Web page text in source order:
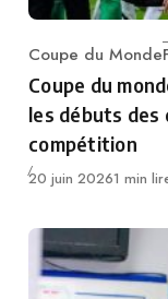
Category
Coupe du Monde
Coupe du
les débuts des
compétition
Publié
20 juin 20261 min